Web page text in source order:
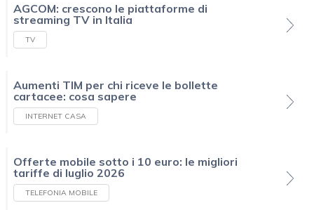
AGCOM: crescono le piattaforme di
streaming TV in Italia
TV
Aumenti TIM per chi riceve le bollette
cartacee: cosa sapere
INTERNET CASA
Offerte mobile sotto i 10 euro: le migliori
tariffe di luglio 2026
TELEFONIA MOBILE